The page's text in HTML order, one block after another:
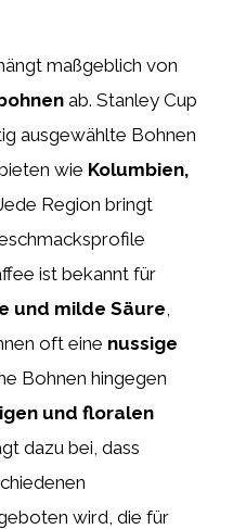
maßgeblich von
ab. Stanley Cup
ausgewählte Bohnen
wie Kolumbien,
Region bringt
ist bekannt für
und milde Säure
oft eine nussige
Bohnen hingegen
und floralen
dazu bei, dass
wird, die für